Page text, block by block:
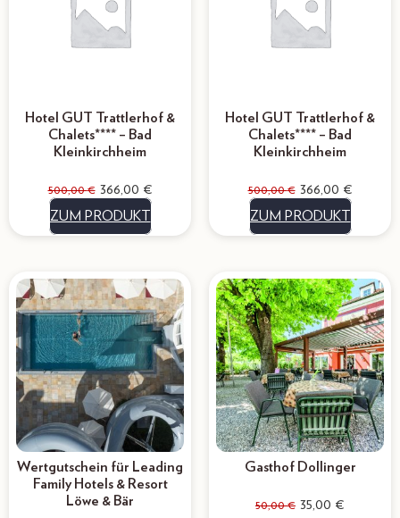
Hotel GUT Trattlerhof &
Chalets**** – Bad
Kleinkirchheim
500,00€ 366,00 €
ZUM PRODUKT
Hotel GUT Trattlerhof &
Chalets**** – Bad
Kleinkirchheim
500,00€ 366,00 €
ZUM PRODUKT
Wertgutschein für Leading
Family Hotels & Resort
Löwe & Bär
Gasthof Dollinger
50,00€ 35,00 €